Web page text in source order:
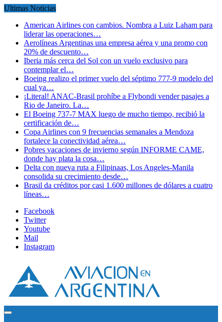
Ultimas Noticias
American Airlines con cambios. Nombra a Luiz Laham para
liderar las operaciones…
Aerolíneas Argentinas una empresa aérea y una promo con
20% de descuento…
Iberia más cerca del Sol con un vuelo exclusivo para
contemplar el…
Boeing realizo el primer vuelo del séptimo 777-9 modelo del
cual ya…
¡Literal! ANAC-Brasil prohíbe a Flybondi vender pasajes a
Rio de Janeiro. La…
El Boeing 737-7 MAX luego de mucho tiempo, recibió la
certificación de…
Copa Airlines con 9 frecuencias semanales a Mendoza
fortalece la conectividad aérea…
Pobres vacaciones de invierno según INFORME CAME,
donde hay plata la cosa…
Delta con nueva ruta a Filipinaas, Los Angeles-Manila
consolida su crecimiento desde…
Brasil da créditos por casi 1.600 millones de dólares a cuatro
líneas…
Facebook
Twitter
Youtube
Mail
Instagram